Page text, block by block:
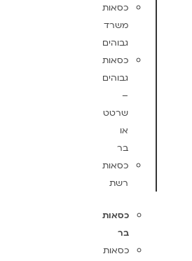
כסאות
משרד
גבוהים
כסאות
גבוהים
–
שרטט
או
בר
כסאות
רשת
כסאות
בר
כסאות